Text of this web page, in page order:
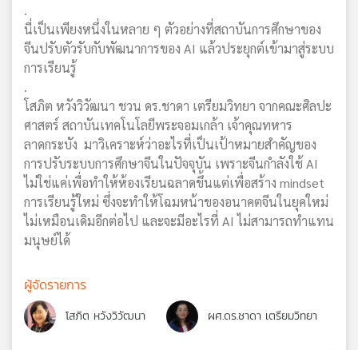
.
นี่เป็นเพียงหนึ่งในหลาย ๆ ตัวอย่างที่สถาบันการศึกษาของ
จีนปรับตัวรับกับพัฒนาการของ AI แล้วประยุกต์เข้ามาสู่ระบบ
การเรียนรู้
.
โสภิต หวังวิวัฒนา ชวน ดร.ชาดา เตรียมวิทยา จากคณะศิลปะ
ศาสตร์ สถาบันเทคโนโลยีพระจอมเกล้า เจ้าคุณทหาร
ลาดกระบัง มาวิเคราะห์ว่าอะไรที่เป็นเป้าหมายสำคัญของ
การปรับระบบการศึกษาจีนในปัจจุบัน เพราะจีนกำลังใช้ AI
ไม่ใช่แค่เพื่อทำให้ห้องเรียนฉลาดขึ้นแต่เพื่อสร้าง mindset
การเรียนรู้ใหม่ ซึ่งจะทำให้โฉมหน้าของอนาคตจีนในยุคใหม่
ไม่เหมือนเดิมอีกต่อไป และจะมีอะไรที่ AI ไม่สามารถทำแทน
มนุษย์ได้
ผู้จัดรายการ
โสภิต หวังวิวัฒนา ผศ.ดร.ชาดา เตรียมวิทยา